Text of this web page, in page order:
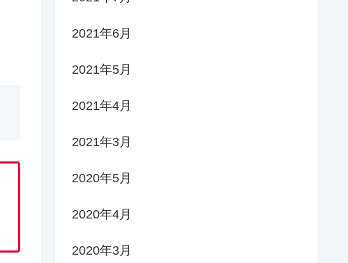
2021年6月
2021年5月
2021年4月
2021年3月
2020年5月
2020年4月
2020年3月